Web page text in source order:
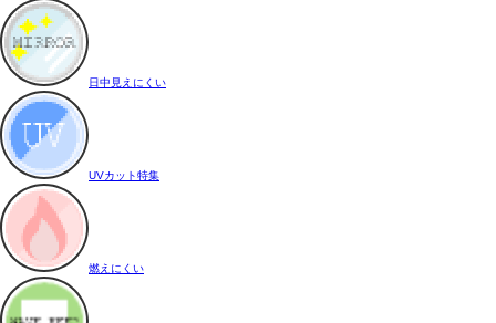
日中見えにくい
UVカット特集
燃えにくい